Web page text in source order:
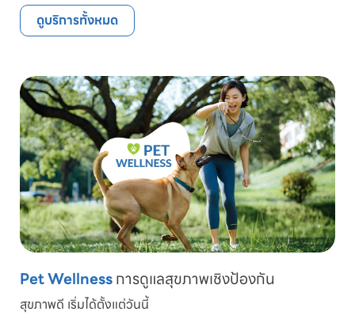
ดูบริการทั้งหมด
Pet Wellnessการดูแลสุขภาพเชิงป้องกัน
สุขภาพดี เริ่มได้ตั้งแต่วันนี้